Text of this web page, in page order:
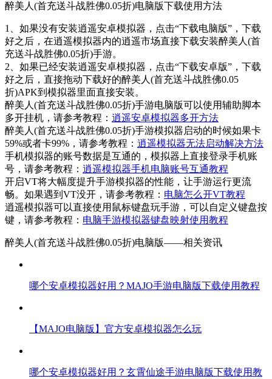
醉美人(首充送斗战胜佛0.05折)电脑版下载使用方法
1、如果没有安装逍遥安卓模拟器，点击“下载电脑版”，下载
好之后，在逍遥模拟器内的逍遥市场直接下载安装醉美人(首
充送斗战胜佛0.05折)手游。
2、如果已经安装逍遥安卓模拟器，点击“下载安卓版”，下载
好之后，直接拖动下载好的醉美人(首充送斗战胜佛0.05
折)APK到模拟器里面直接安装。
醉美人(首充送斗战胜佛0.05折)手游电脑版可以使用辅助脚本
多开挂机，请参考教程： 逍遥安卓模拟器多开方法
醉美人(首充送斗战胜佛0.05折)手游模拟器启动的时候如果卡
59%或者卡99%，请参考教程： 逍遥模拟器无法启动解决方法
手机模拟器的账号数据是互通的，模拟器上直接登录手机账
号，请参考教程： 逍遥模拟器手机电脑账号互通教程
开启VT将大幅度提升手游模拟器的性能，让手游运行更流
畅。如果遇到VT没开，请参考教程： 电脑怎么开VT教程
逍遥模拟器可以直接使用鼠标键盘玩手游，可以自定义键盘按
键，请参考教程： 电脑手游模拟器键盘映射使用教程
醉美人(首充送斗战胜佛0.05折)电脑版——相关资讯
哪个安卓模拟器好用？MAJO手游电脑版下载使用教程
【MAJO电脑版】官方安卓模拟器怎么玩
哪个安卓模拟器好用？玄霄仙途手游电脑版下载使用教